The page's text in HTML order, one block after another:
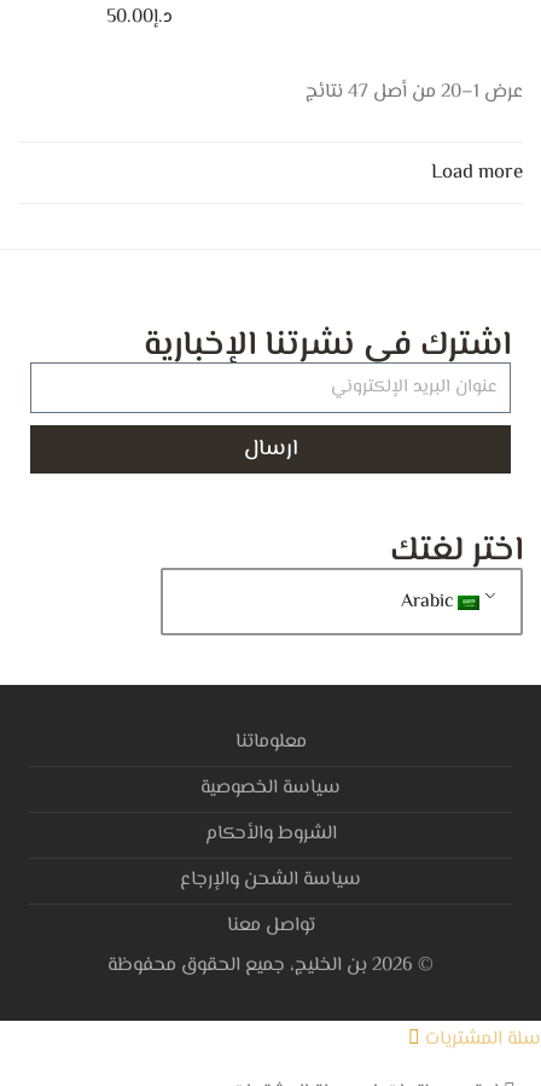
د.إ50.00
عرض 1–20 من أصل 47 نتائج
Load more
اشترك في نشرتنا الإخبارية
ارسال
اختر لغتك
Arabic
معلوماتنا
سياسة الخصوصية
الشروط والأحكام
سياسة الشحن والإرجاع
تواصل معنا
©
2026بن الخليج، جميع الحقوق محفوظة
سلة المشتريات